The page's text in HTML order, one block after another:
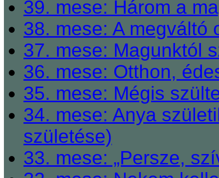
39. mese: Három a
38. mese: A megváltó
37. mese: Magunktól
36. mese: Otthon,
35. mese: Mégis
34. mese: Anya
születése)
33. mese: „Persze,